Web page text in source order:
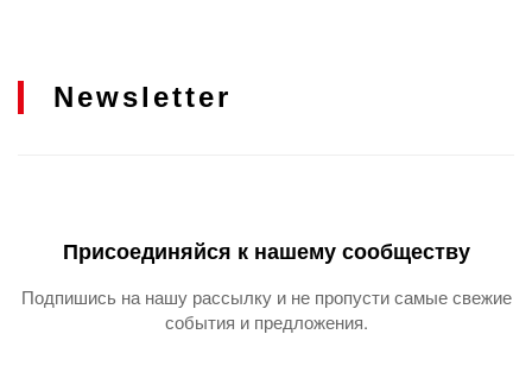
Newsletter
Присоединяйся к нашему сообществу
Подпишись на нашу рассылку и не пропусти самые свежие
события и предложения.